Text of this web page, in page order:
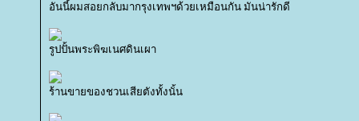
อันนี้ผมสอยกลับมากรุงเทพฯด้วยเหมือนกัน มันน่ารักดี
รูปปั้นพระพิฆเนศดินเผา
ร้านขายของชวนเสียตังทั้งนั้น